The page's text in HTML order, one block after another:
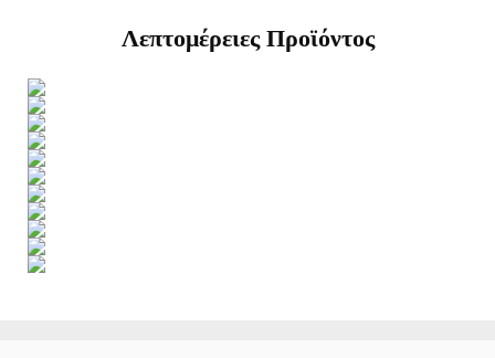
Λεπτομέρειες Προϊόντος